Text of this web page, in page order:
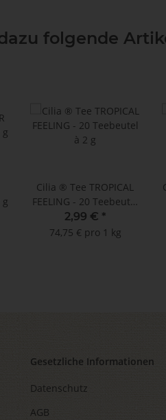
folgende
g
Cilia ® Tee TROPICAL
FEELING - 20 Teebeutel
à 2 g
2,99 € *
74,75 € pro 1 kg
Gesetzliche Informationen
Datenschutz
AGB